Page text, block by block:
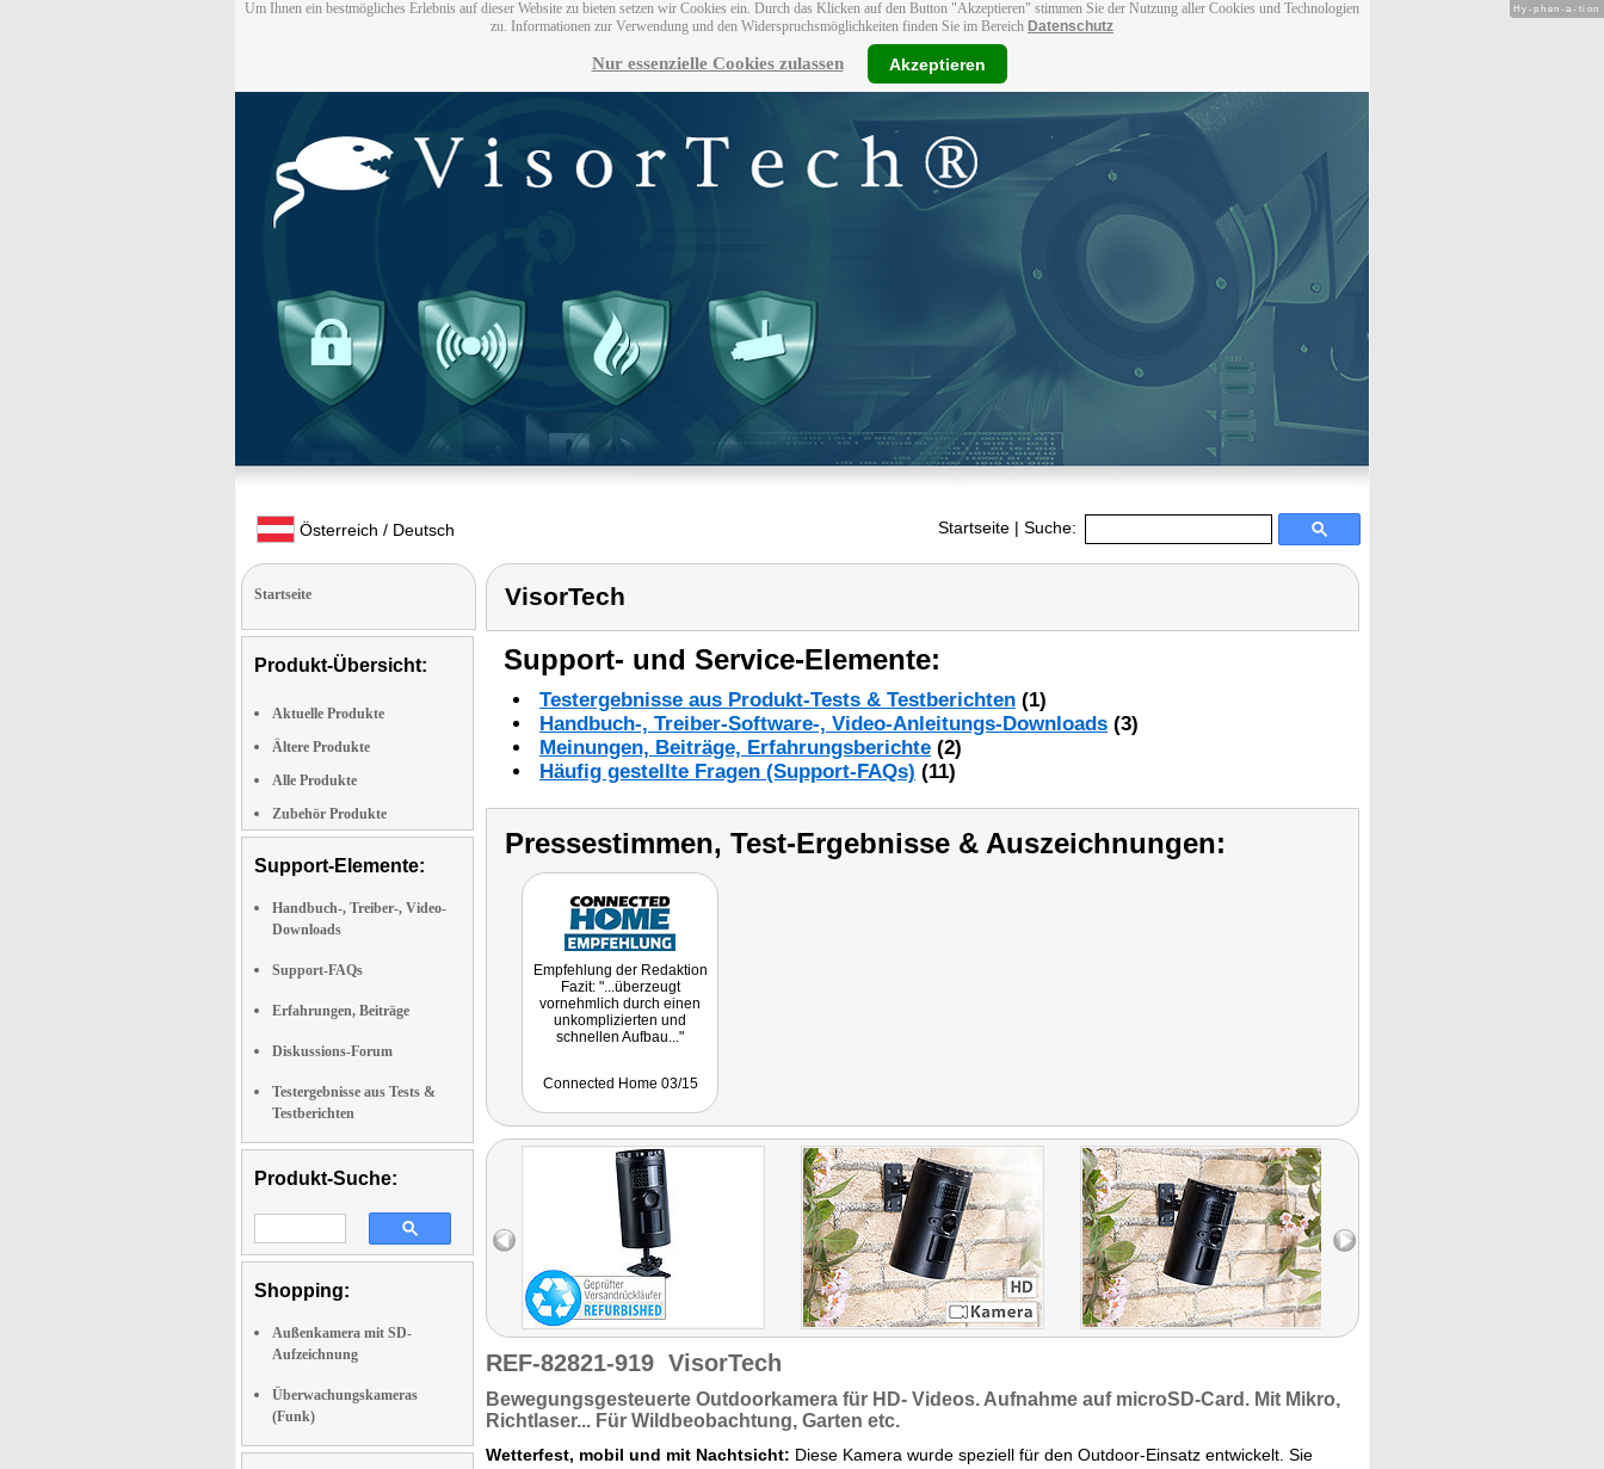
Um Ihnen ein bestmögliches Erlebnis auf dieser Website zu bieten setzen wir Cookies ein. Durch das Klicken auf den Button "Akzeptieren" stimmen Sie der Nutzung aller Cookies und Technologien
zu. Informationen zur Verwendung und den Widerspruchsmöglichkeiten finden Sie im Bereich Datenschutz
Nur essenzielle Cookies zulassen Akzeptieren
Österreich / Deutsch Startseite | Suche:
Startseite
Produkt-Übersicht:
Aktuelle Produkte
Ältere Produkte
Alle Produkte
Zubehör Produkte
Support-Elemente:
Handbuch-, Treiber-, Video-
Downloads
Support-FAQs
Erfahrungen, Beiträge
Diskussions-Forum
Testergebnisse aus Tests &
Testberichten
Produkt-Suche:
Shopping:
Außenkamera mit SD-
Aufzeichnung
Überwachungskameras
(Funk)
VisorTech
Support- und Service-Elemente:
Testergebnisse aus Produkt-Tests & Testberichten (1)
Handbuch-, Treiber-Software-, Video-Anleitungs-Downloads (3)
Meinungen, Beiträge, Erfahrungsberichte (2)
Häufig gestellte Fragen (Support-FAQs) (11)
Pressestimmen, Test-Ergebnisse & Auszeichnungen:
Empfehlung der Redaktion
Fazit: "...überzeugt
vornehmlich durch einen
unkomplizierten und
schnellen Aufbau..."
Connected Home 03/15
REF-82821-919 VisorTech
Bewegungsgesteuerte Outdoorkamera für HD- Videos. Aufnahme auf microSD-Card. Mit Mikro,
Richtlaser... Für Wildbeobachtung, Garten etc.
Wetterfest, mobil und mit Nachtsicht: Diese Kamera wurde speziell für den Outdoor-Einsatz entwickelt. Sie
Hy-phen-a-tion